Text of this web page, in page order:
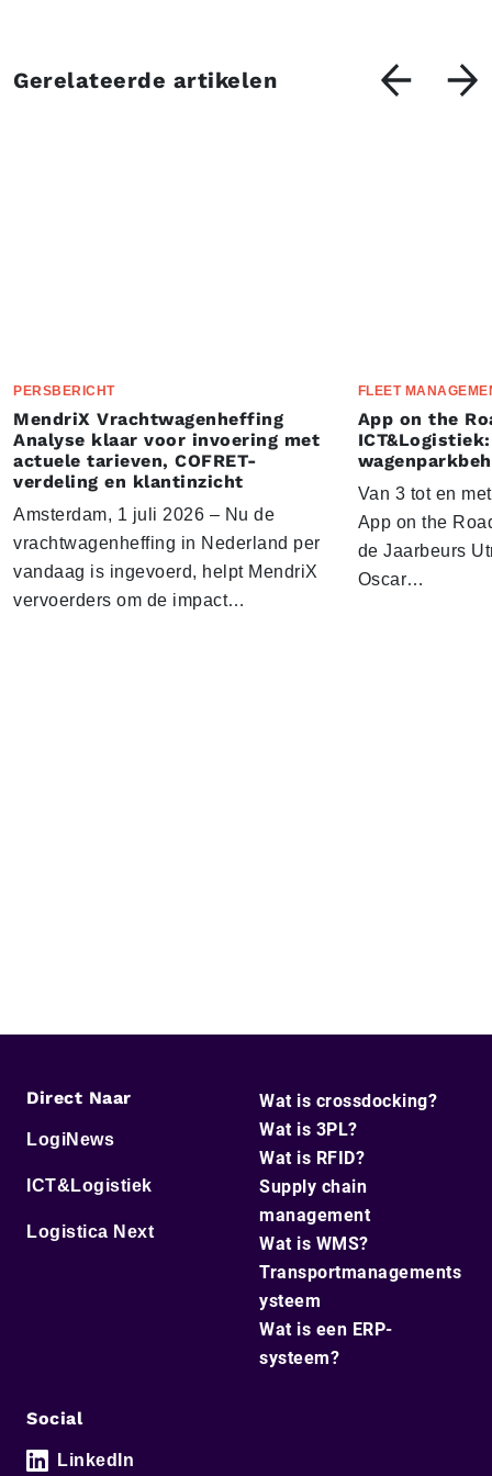
Gerelateerde artikelen
PERSBERICHT
MendriX Vrachtwagenheffing
Analyse klaar voor invoering met
actuele tarieven, COFRET-
verdeling en klantinzicht
Amsterdam, 1 juli 2026 – Nu de
vrachtwagenheffing in Nederland per
vandaag is ingevoerd, helpt MendriX
vervoerders om de impact…
FLEET
App on the
Van 3 tot en
App on the
de Jaarbeurs
Oscar…
Direct Naar
LogiNews
ICT&Logistiek
Logistica Next
Wat is crossdocking?
Wat is 3PL?
Wat is RFID?
Supply chain
management
Wat is WMS?
Transportmanagements
ysteem
Wat is een ERP-
systeem?
Social
LinkedIn